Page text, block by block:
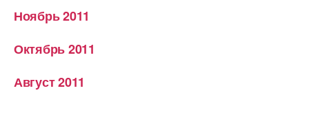
Ноябрь 2011
Октябрь 2011
Август 2011